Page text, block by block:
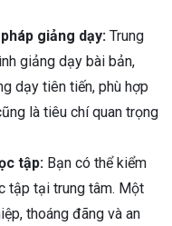
giảng dạy: Trung
giảng dạy bài bản,
dạy tiên tiến, phù hợp
là tiêu chí quan trọng
tập: Bạn có thể kiểm
tập tại trung tâm. Một
thoáng đãng và an